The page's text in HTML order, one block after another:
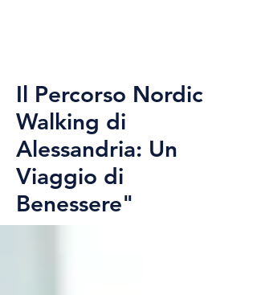
Il Percorso Nordic
Walking di
Alessandria: Un
Viaggio di
Benessere"